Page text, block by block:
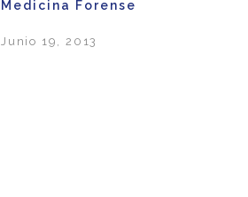
Medicina Forense
Junio 19, 2013